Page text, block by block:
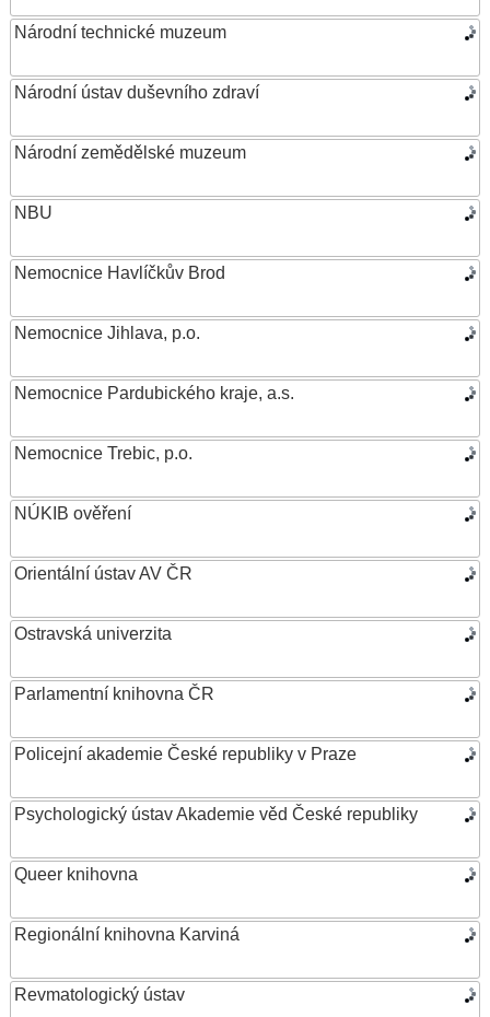
Národní technické muzeum
Národní ústav duševního zdraví
Národní zemědělské muzeum
NBU
Nemocnice Havlíčkův Brod
Nemocnice Jihlava, p.o.
Nemocnice Pardubického kraje, a.s.
Nemocnice Trebic, p.o.
NÚKIB ověření
Orientální ústav AV ČR
Ostravská univerzita
Parlamentní knihovna ČR
Policejní akademie České republiky v Praze
Psychologický ústav Akademie věd České republiky
Queer knihovna
Regionální knihovna Karviná
Revmatologický ústav